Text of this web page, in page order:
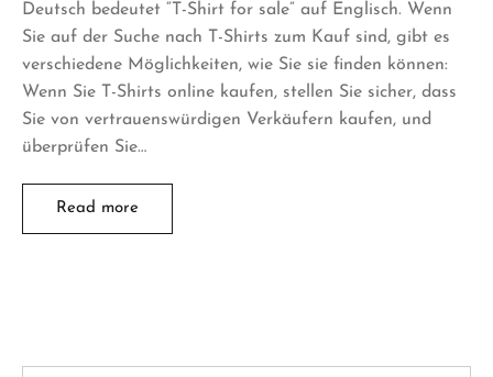
Deutsch bedeutet “T-Shirt for sale” auf Englisch. Wenn
Sie auf der Suche nach T-Shirts zum Kauf sind, gibt es
verschiedene Möglichkeiten, wie Sie sie finden können:
Wenn Sie T-Shirts online kaufen, stellen Sie sicher, dass
Sie von vertrauenswürdigen Verkäufern kaufen, und
überprüfen Sie…
Read more